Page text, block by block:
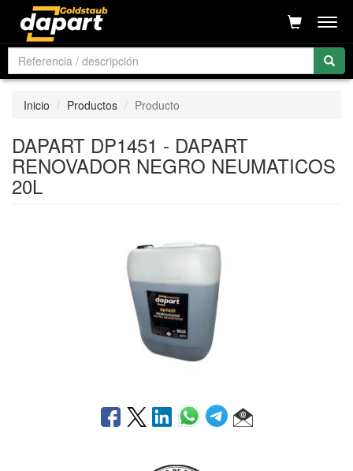
Inicio Productos Producto
DAPART DP1451 - DAPART
RENOVADOR NEGRO NEUMATICOS
20L